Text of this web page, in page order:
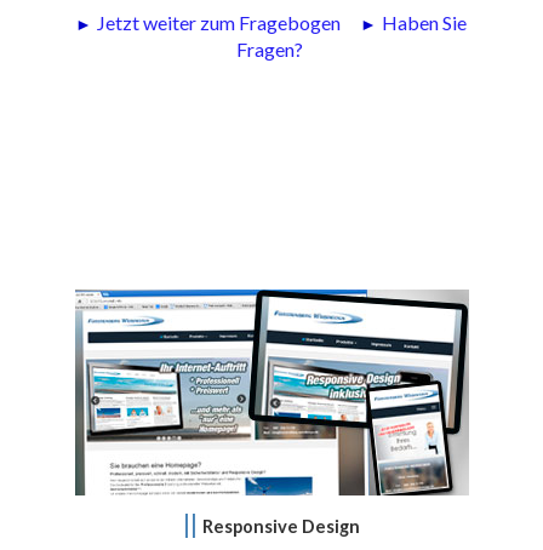
►Jetzt weiter zum Fragebogen ► Haben Sie
Fragen?
|| Responsive Design